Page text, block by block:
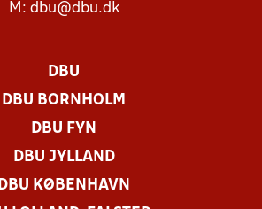
M: dbu@dbu.dk
DBU
DBU BORNHOLM
DBU FYN
DBU JYLLAND
DBU KØBENHAVN